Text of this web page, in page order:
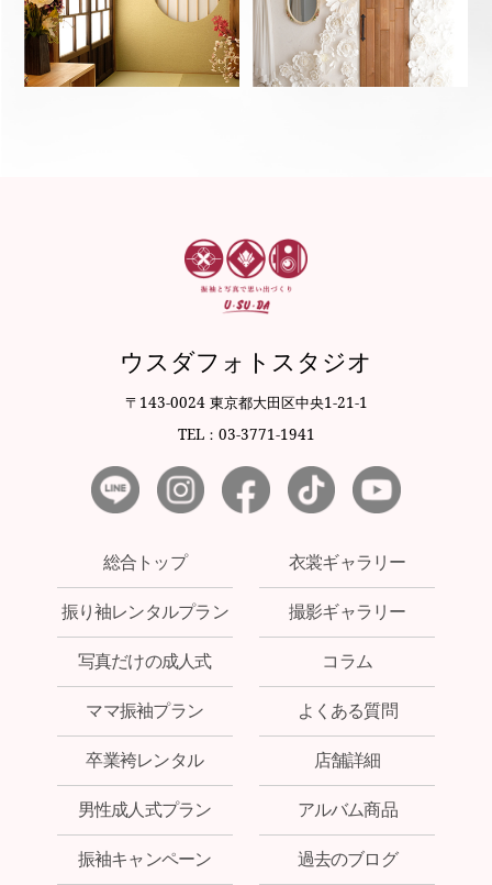
ウスダフォトスタジオ
〒143-0024 東京都大田区中央1-21-1
TEL：03-3771-1941
総合トップ
振り袖レンタルプラン
写真だけの成人式
ママ振袖プラン
卒業袴レンタル
男性成人式プラン
振袖キャンペーン
衣裳ギャラリー
撮影ギャラリー
コラム
よくある質問
店舗詳細
アルバム商品
過去のブログ